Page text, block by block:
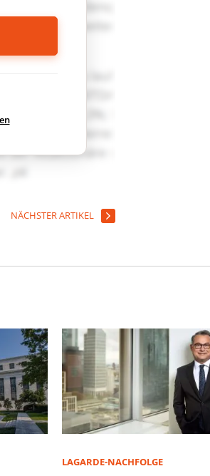
NÄCHSTER ARTIKEL
LAGARDE-NACHFOLGE